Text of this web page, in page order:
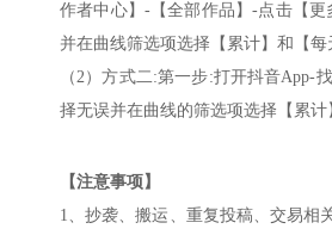
作者中心】-【全部作品】-点击【
并在曲线筛选项选择【累计】和【
（2）方式二:第一步:打开抖音
择无误并在曲线的筛选项选择【累
【注意事项】
1、抄袭、搬运、重复投稿、交易相